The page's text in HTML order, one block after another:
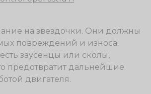
на звездочки. Они должны
повреждений и износа.
заусенцы или сколы,
предотвратит дальнейшие
двигателя.